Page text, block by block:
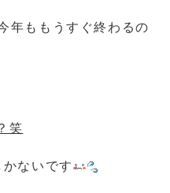
年ももうすぐ終わるの
笑
ないです